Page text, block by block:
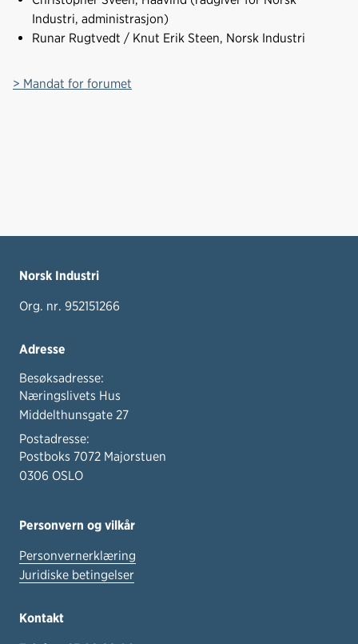
Industri, administrasjon)
Runar Rugtvedt / Knut Erik Steen, Norsk Industri
> Mandat for forumet
Norsk Industri
Org. nr. 952151266
Adresse
Besøksadresse:
Næringslivets Hus
Middelthunsgate 27
Postadresse:
Postboks 7072 Majorstuen
0306 OSLO
Personvern og vilkår
Personvernerklæring
Juridiske betingelser
Kontakt